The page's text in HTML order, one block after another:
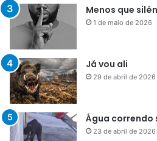
29 de abril de 2026
23 de abril de 2026